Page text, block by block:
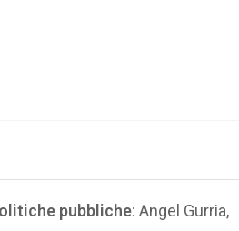
pubbliche: Angel Gurria,